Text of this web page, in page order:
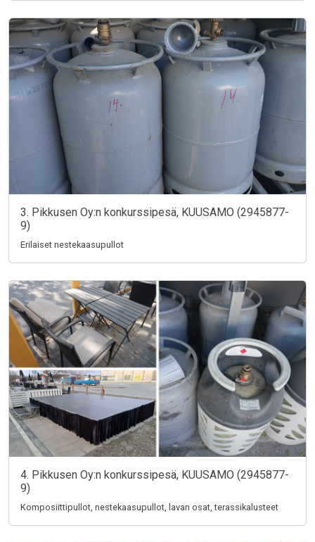
3. Pikkusen Oy:n konkurssipesä, KUUSAMO (2945877-
9)
Erilaiset nestekaasupullot
4. Pikkusen Oy:n konkurssipesä, KUUSAMO (2945877-
9)
Komposiittipullot, nestekaasupullot, lavan osat, terassikalusteet